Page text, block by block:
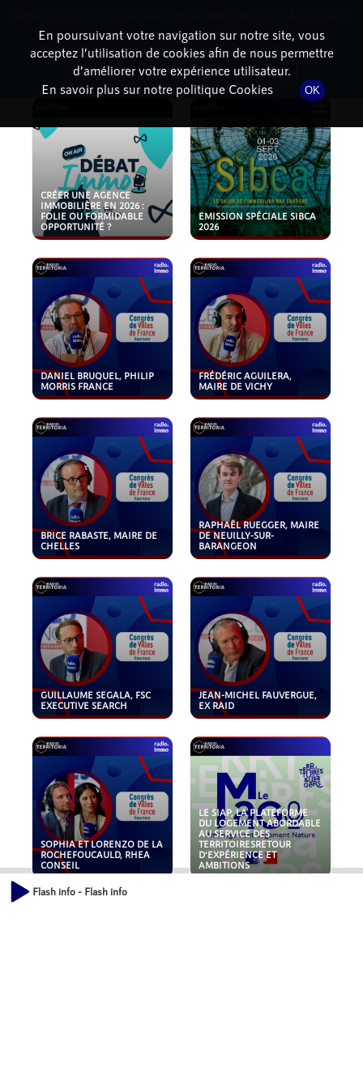
PODCASTS
CRÉER UNE AGENCE
IMMOBILIÈRE EN 2026 :
FOLIE OU FORMIDABLE
OPPORTUNITÉ ?
EMISSION SPÉCIALE SIBCA
2026
DANIEL BRUQUEL, PHILIP
MORRIS FRANCE
FRÉDÉRIC AGUILERA,
MAIRE DE VICHY
BRICE RABASTE, MAIRE DE
CHELLES
RAPHAËL RUEGGER, MAIRE
DE NEUILLY-SUR-
BARANGEON
GUILLAUME SEGALA, FSC
EXECUTIVE SEARCH
JEAN-MICHEL FAUVERGUE,
EX RAID
SOPHIA ET LORENZO DE LA
ROCHEFOUCAULD, RHEA
CONSEIL
LE SIAP, LA PLATEFORME
DU LOGEMENT ABORDABLE
AU SERVICE DES
TERRITOIRESRETOUR
D'EXPÉRIENCE ET
AMBITIONS
Flash info - Flash info
En poursuivant votre navigation sur notre site, vous
acceptez l’utilisation de cookies afin de nous permettre
d’améliorer votre expérience utilisateur.
En savoir plus sur notre politique Cookies
OK
dessous pour l'installer.
Non merci Télécharger l'application